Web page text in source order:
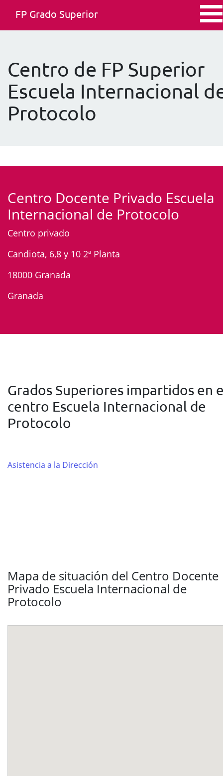
FP Grado Superior
Centro de FP Superior
Escuela Internacional
Protocolo
Centro Docente Privado Escuela
Internacional de Protocolo
Centro privado
Candiota, 6,8 y 10 2ª Planta
18000 Granada
Granada
Grados Superiores impartidos en
centro Escuela Internacional de
Protocolo
Asistencia a la Dirección
Mapa de situación del Centro Docente
Privado Escuela Internacional de
Protocolo